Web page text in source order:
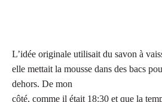
L’idée originale utilisait du savon à
elle mettait la mousse dans des bacs
dehors. De mon
côté, comme il était 18:30 et que la